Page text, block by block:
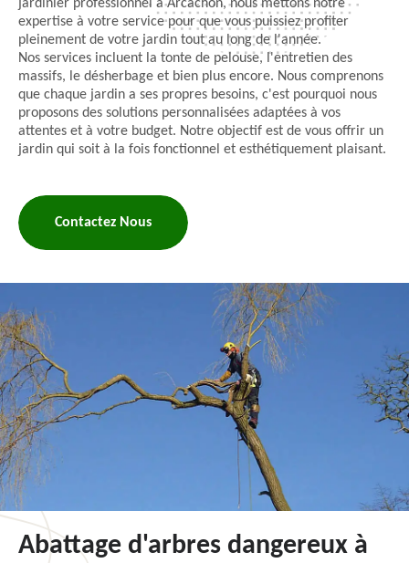
jardinier professionnel à Arcachon, nous mettons notre
expertise à votre service pour que vous puissiez profiter
pleinement de votre jardin tout au long de l'année.
Nos services incluent la tonte de pelouse, l'entretien des
massifs, le désherbage et bien plus encore. Nous comprenons
que chaque jardin a ses propres besoins, c'est pourquoi nous
proposons des solutions personnalisées adaptées à vos
attentes et à votre budget. Notre objectif est de vous offrir un
jardin qui soit à la fois fonctionnel et esthétiquement plaisant.
Contactez Nous
Abattage d'arbres dangereux à